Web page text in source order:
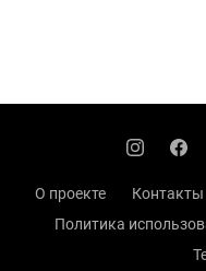
О проекте Контакты
Политика